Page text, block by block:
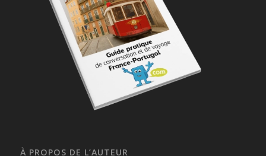
À PROPOS DE L’AUTEUR